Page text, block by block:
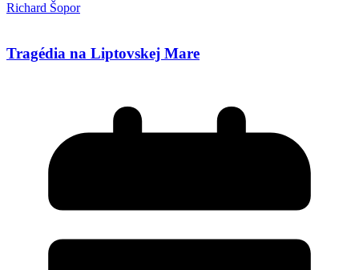
Richard Šopor
Tragédia na Liptovskej Mare